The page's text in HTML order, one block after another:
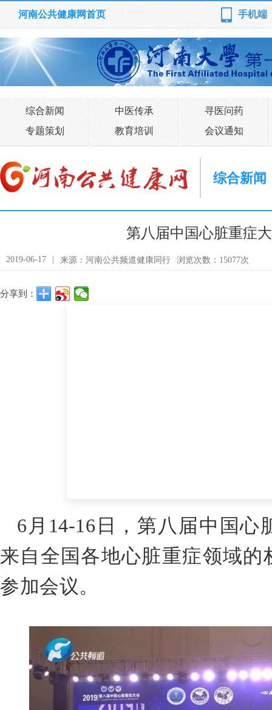
河南公共健康网首页 手机端
综合新闻 中医传承
寻医问药
专题策划
教育培训 会议通知
综合新闻
第八届中国心脏重症
2019-06-17 来源：河南公共频道健康同行 浏览次数：15077次
分享到：
6 月14-16日，第八届中国
来自全国各地心脏重症领域的
参加会议。